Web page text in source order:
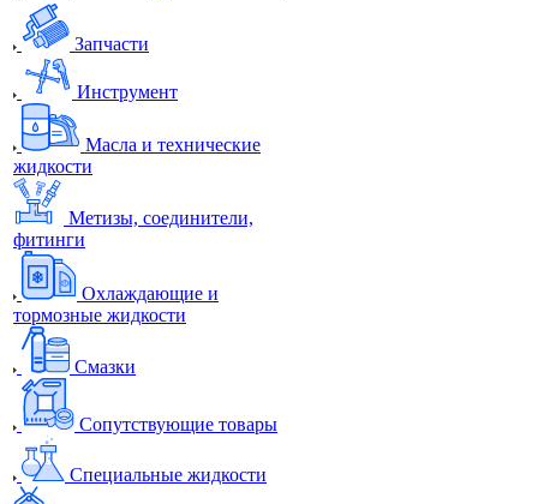
Запчасти
Инструмент
Масла и технические
жидкости
Метизы, соединители,
фитинги
Охлаждающие и
тормозные жидкости
Смазки
Сопутствующие товары
Специальные жидкости